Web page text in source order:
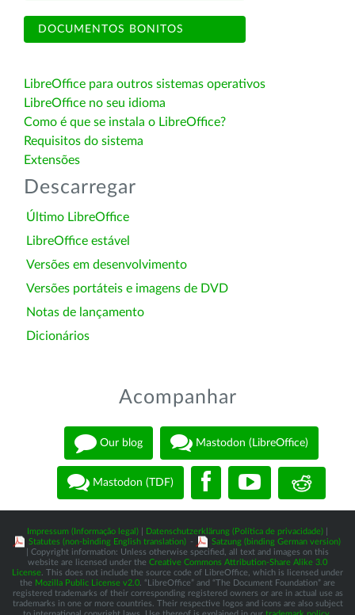
DOCUMENTOS BONITOS
LibreOffice para outros sistemas operativos
LibreOffice no seu idioma
Como é que se instala o LibreOffice?
Requisitos do sistema
Extensões
Descarregar
Último LibreOffice
LibreOffice estável
Versões em desenvolvimento
Versões portáteis e imagens de DVD
Notas de lançamento
Dicionários
Acompanhar
Our blog Mastodon (LibreOffice)
Mastodon (TDF)
Impressum (Informação legal) Datenschutzerklärung (Política de privacidade)
Statutes (non-binding English translation) -
Satzung (binding German version)
| Copyright information: Unless otherwise specified, all text and images on this
website are licensed under the Creative Commons Attribution-Share Alike 3.0
License . This does not include the source code of LibreOffice, which is licensed under
the Mozilla Public License v2.0 . “LibreOffice” and “The Document Foundation” are
registered trademarks of their corresponding registered owners or are in actual use as
trademarks in one or more countries. Their respective logos and icons are also subject